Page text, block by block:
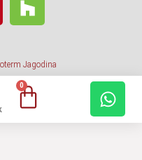
Jagodina
0